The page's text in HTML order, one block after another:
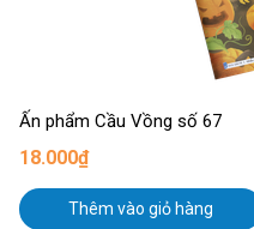
Ấn phẩm Cầu Vồng số 67
18.000₫
Thêm vào giỏ hàng